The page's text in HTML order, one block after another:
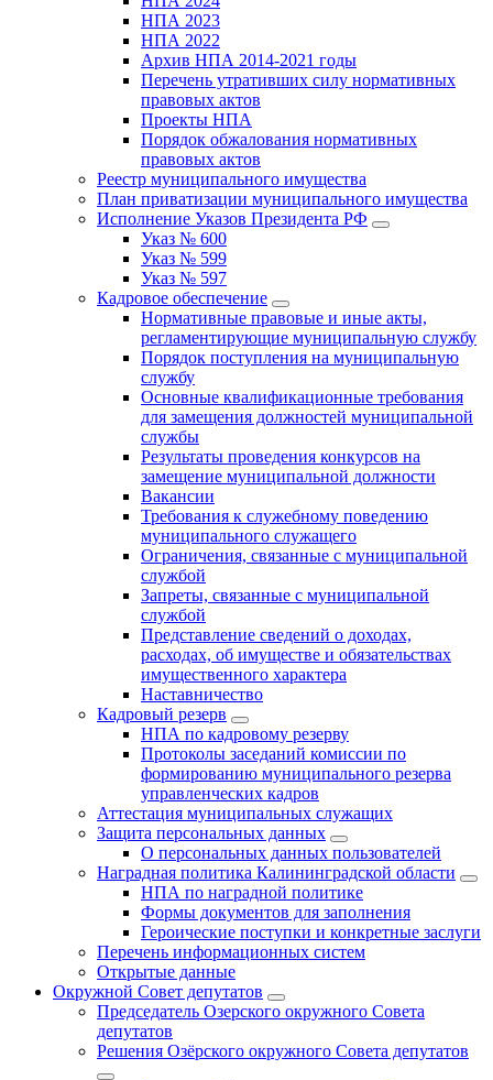
НПА 2023
НПА 2022
Архив НПА 2014-2021 годы
Перечень утративших силу нормативных
правовых актов
Проекты НПА
Порядок обжалования нормативных
правовых актов
Реестр муниципального имущества
План приватизации муниципального имущества
Исполнение Указов Президента РФ
Указ № 600
Указ № 599
Указ № 597
Кадровое обеспечение
Нормативные правовые и иные акты,
регламентирующие муниципальную службу
Порядок поступления на муниципальную
службу
Основные квалификационные требования
для замещения должностей муниципальной
службы
Результаты проведения конкурсов на
замещение муниципальной должности
Вакансии
Требования к служебному поведению
муниципального служащего
Ограничения, связанные с муниципальной
службой
Запреты, связанные с муниципальной
службой
Представление сведений о доходах,
расходах, об имуществе и обязательствах
имущественного характера
Наставничество
Кадровый резерв
НПА по кадровому резерву
Протоколы заседаний комиссии по
формированию муниципального резерва
управленческих кадров
Аттестация муниципальных служащих
Защита персональных данных
О персональных данных пользователей
Наградная политика Калининградской области
НПА по наградной политике
Формы документов для заполнения
Героические поступки и конкретные заслуги
Перечень информационных систем
Открытые данные
Окружной Совет депутатов
Председатель Озерского окружного Совета
депутатов
Решения Озёрского окружного Совета депутатов